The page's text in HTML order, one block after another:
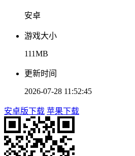
安卓
游戏大小
111MB
更新时间
2026-07-28 11:52:45
安卓版下载 苹果下载